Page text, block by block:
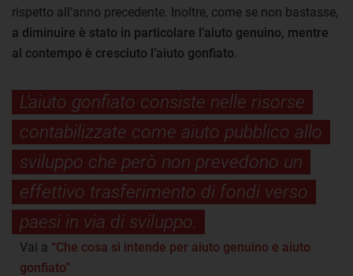
rispetto all’anno precedente. Inoltre, come se non bastasse,
a diminuire è stato in particolare l’aiuto genuino, mentre
al contempo è cresciuto l’aiuto gonfiato
L’aiuto gonfiato consiste nelle risorse
contabilizzate come aiuto pubblico allo
sviluppo che però non prevedono un
effettivo trasferimento di fondi verso
paesi in via di sviluppo.
Vai a “Che cosa si intende per aiuto genuino e aiuto
gonfiato”